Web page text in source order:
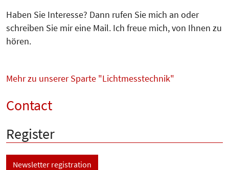
Haben Sie Interesse? Dann rufen Sie mich an oder
schreiben Sie mir eine Mail. Ich freue mich, von Ihnen zu
hören.
Mehr zu unserer Sparte "Lichtmesstechnik"
Contact
Register
Newsletter registration